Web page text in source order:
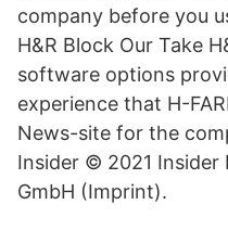
company before you
H&R Block Our Take
software options
experience that H-
News-site for the
Insider © 2021 Insider
GmbH (Imprint).